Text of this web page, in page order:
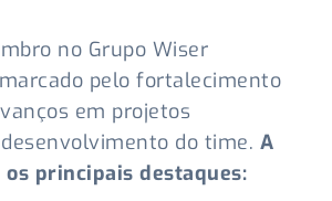
no Grupo Wiser
pelo fortalecimento
em projetos
do time. A
principais destaques: